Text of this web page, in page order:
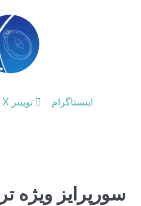
اینستاگرام توییتر X
سورپرایز ویژه